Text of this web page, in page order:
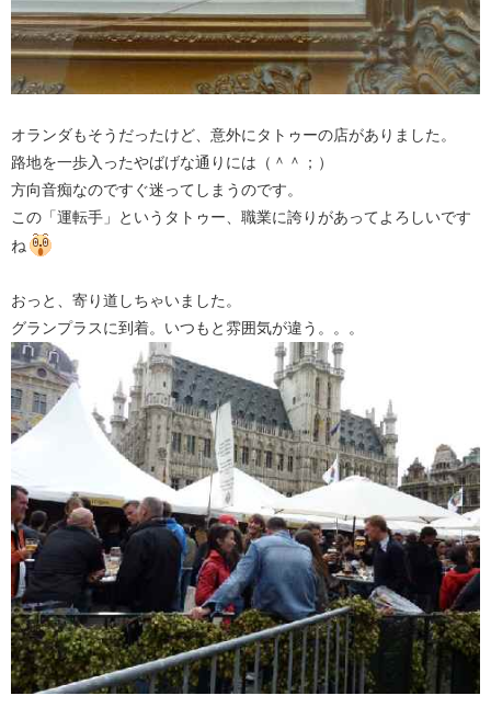
オランダもそうだったけど、意外にタトゥーの店がありました。
路地を一歩入ったやばげな通りには（＾＾；）
方向音痴なのですぐ迷ってしまうのです。
この「運転手」というタトゥー、職業に誇りがあってよろしいです
ね
おっと、寄り道しちゃいました。
グランプラスに到着。いつもと雰囲気が違う。。。